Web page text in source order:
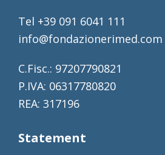
Tel +39 091 6041 111
info@fondazionerimed.com
C.Fisc.: 97207790821
P.IVA: 06317780820
REA: 317196
Statement